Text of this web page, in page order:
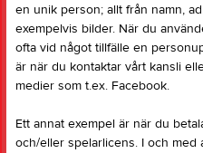
en unik person; allt från namn,
exempelvis bilder. När du
ofta vid något tillfälle en
är när du kontaktar vårt kansli
medier som t.ex. Facebook.
Ett annat exempel är när du
och/eller spelarlicens. I och